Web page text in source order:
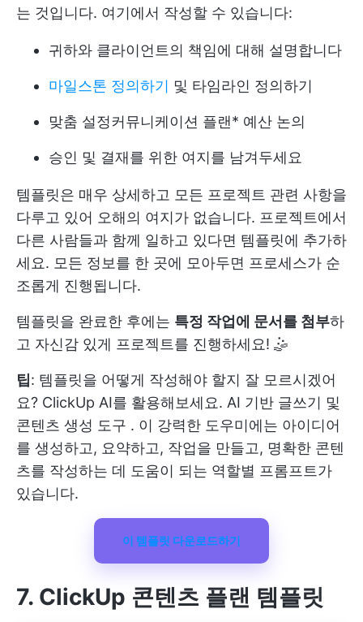
는 것입니다. 여기에서 작성할 수 있습니다:
귀하와 클라이언트의 책임에 대해 설명합니다
마일스톤 정의하기 및 타임라인 정의하기
맞춤 설정커뮤니케이션 플랜* 예산 논의
승인 및 결재를 위한 여지를 남겨두세요
템플릿은 매우 상세하고 모든 프로젝트 관련 사항을
다루고 있어 오해의 여지가 없습니다. 프로젝트에서
다른 사람들과 함께 일하고 있다면 템플릿에 추가하
세요. 모든 정보를 한 곳에 모아두면 프로세스가 순
조롭게 진행됩니다.
템플릿을 완료한 후에는 특정 작업에 문서를 첨부하
고 자신감 있게 프로젝트를 진행하세요! 🤹
팁: 템플릿을 어떻게 작성해야 할지 잘 모르시겠어
요? ClickUp AI를 활용해보세요. AI 기반 글쓰기 및
콘텐츠 생성 도구 . 이 강력한 도우미에는 아이디어
를 생성하고, 요약하고, 작업을 만들고, 명확한 콘텐
츠를 작성하는 데 도움이 되는 역할별 프롬프트가
있습니다.
이 템플릿 다운로드하기
7. ClickUp 콘텐츠 플랜 템플릿